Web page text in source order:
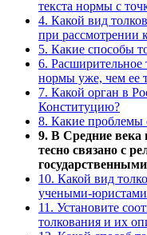
текста нормы с
4. Какой вид
при рассмотрении
5. Какие способы
6. Расширительное
нормы уже, чем ее
7. Какой орган в
Конституцию?
8. Какие проблемы
9. В Средние
тесно связано с
10. Какой вид
учеными-
11. Установите
толкования и их